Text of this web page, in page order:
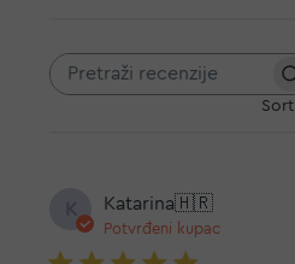
Pretraži
Katarina🇭🇷
Potvrđeni kupac